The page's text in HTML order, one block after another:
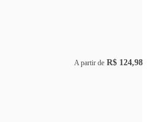
A partir de R$ 124,98